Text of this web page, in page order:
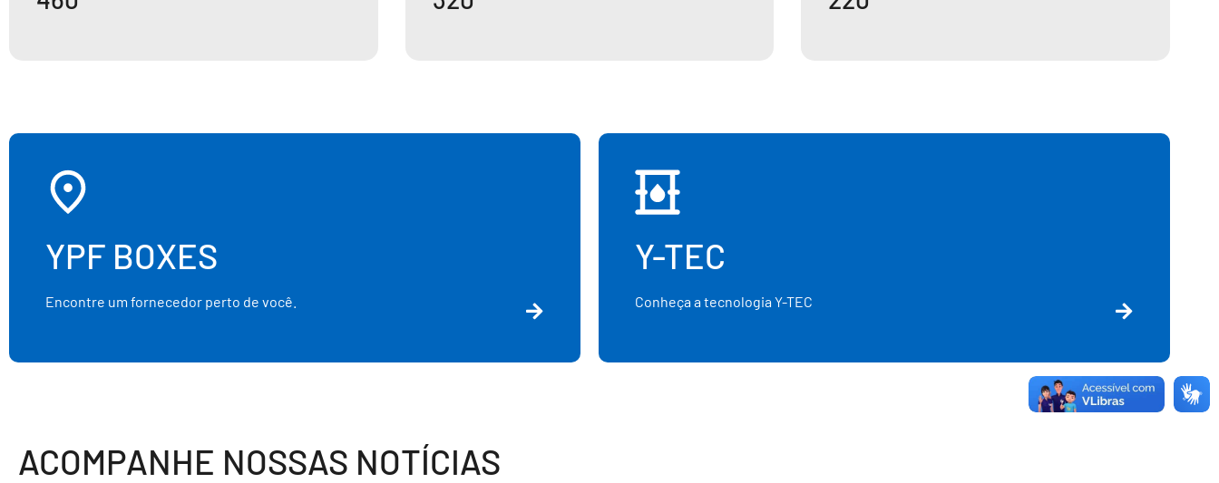
YPF BOXES
Encontre um fornecedor perto de você.
Y-TEC
Conheça a tecnologia Y-TEC
ACOMPANHE NOSSAS NOTÍCIAS